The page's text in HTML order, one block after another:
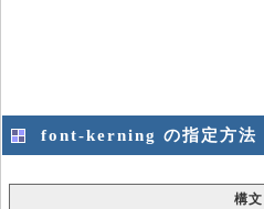
font-kerning の指定方法
構文